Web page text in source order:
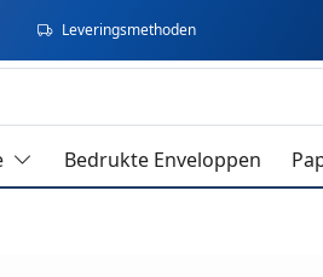
Leveringsmethoden
Bedrukte Enveloppen